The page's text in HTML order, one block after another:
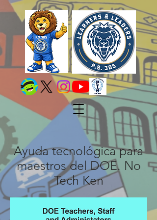
Ayuda tecnológica para
maestros del DOE. No
Tech Ken